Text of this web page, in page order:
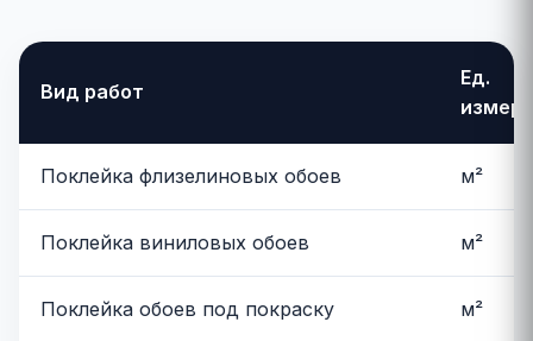
Вид работ
Ед.
Поклейка флизелиновых обоев м²
Поклейка виниловых обоев м²
Поклейка обоев под покраску м²